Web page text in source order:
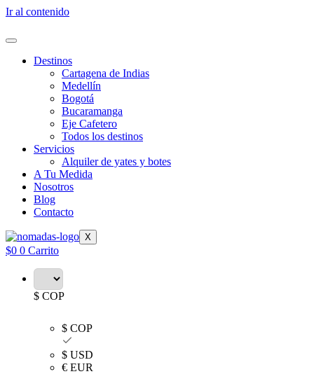
Ir al contenido
Destinos
Cartagena de Indias
Medellín
Bogotá
Bucaramanga
Eje Cafetero
Todos los destinos
Servicios
Alquiler de yates y botes
A Tu Medida
Nosotros
Blog
Contacto
X
$0 0 Carrito
$ COP
$ COP
$ USD
€ EUR